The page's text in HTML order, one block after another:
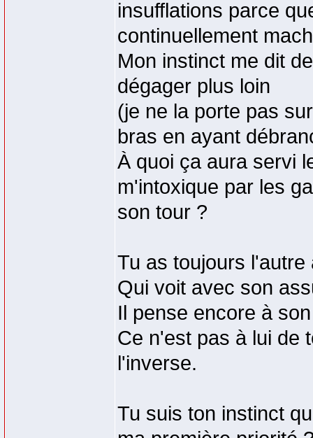
insufflations parce
continuellement
Mon instinct me dit
dégager plus loin
(je ne la porte pas
bras en ayant
À quoi ça aura servi
m'intoxique par les
son tour ?
Tu as toujours
Qui voit avec son
Il pense encore à
Ce n'est pas à lui de
l'inverse.
Tu suis ton instinct